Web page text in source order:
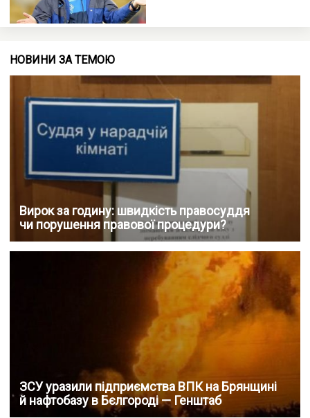
НОВИНИ ЗА ТЕМОЮ
Вирок за годину: швидкість правосуддя
чи порушення правової процедури?
ЗСУ уразили підприємства ВПК на Брянщині
й нафтобазу в Бєлгороді — Генштаб